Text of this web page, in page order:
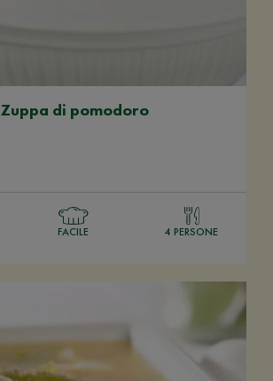
Zuppa di pomodoro
FACILE 4 PERSONE